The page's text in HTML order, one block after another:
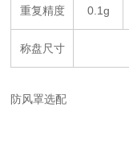
重复精度 0.1g
称盘尺寸
防风罩选配